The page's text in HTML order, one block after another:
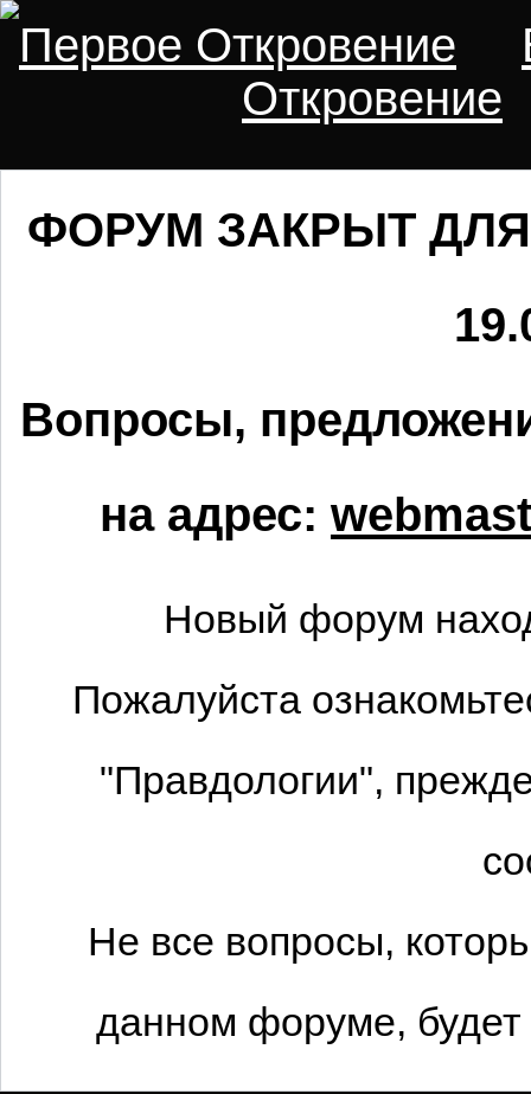
Первое Откровение
Откровение
ФОРУМ ЗАКРЫТ
Вопросы,
на адрес:
Новый форум
Пожалуйста
"Правдологии",
Не все вопросы,
данном форуме,